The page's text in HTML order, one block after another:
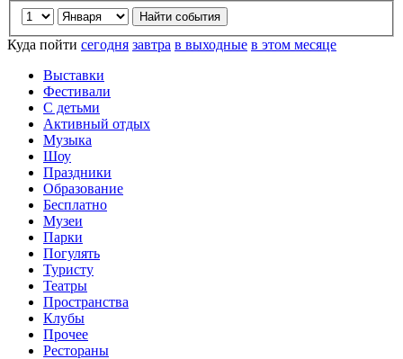
Куда пойти сегодня завтра в выходные в этом месяце
Выставки
Фестивали
С детьми
Активный отдых
Музыка
Шоу
Праздники
Образование
Бесплатно
Музеи
Парки
Погулять
Туристу
Театры
Пространства
Клубы
Прочее
Рестораны